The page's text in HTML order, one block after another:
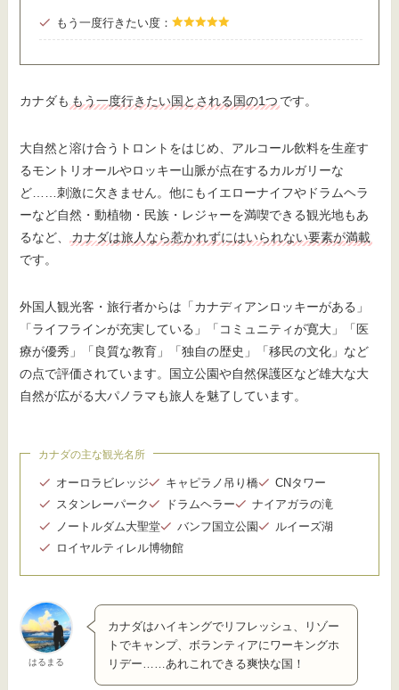
もう一度行きたい度：
カナダも もう一度行きたい国とされる国の1つ です。
大自然と溶け合うトロントをはじめ、アルコール飲料を生産す
るモントリオールやロッキー山脈が点在するカルガリーな
ど……刺激に欠きません。他にもイエローナイフやドラムヘラ
ーなど自然・動植物・民族・レジャーを満喫できる観光地もあ
るなど、
カナダは旅人なら惹かれずにはいられない要素が満載
です。
外国人観光客・旅行者からは「カナディアンロッキーがある」
「ライフラインが充実している」「コミュニティが寛大」「医
療が優秀」「良質な教育」「独自の歴史」「移民の文化」など
の点で評価されています。国立公園や自然保護区など雄大な大
自然が広がる大パノラマも旅人を魅了しています。
カナダの主な観光名所
オーロラビレッジ キャピラノ吊り橋
CNタワー
スタンレーパーク
ドラムヘラー
ナイアガラの滝
ノートルダム大聖堂
バンフ国立公園
ルイーズ湖
ロイヤルティレル博物館
はるまる
カナダはハイキングでリフレッシュ、リゾー
トでキャンプ、ボランティアにワーキングホ
リデー……あれこれできる爽快な国！